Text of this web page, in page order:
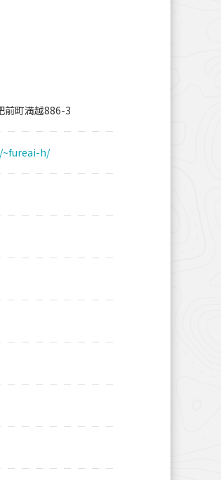
前町満越886-3
h/